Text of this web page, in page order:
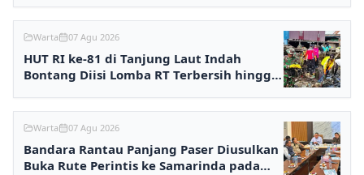
Warta 07 Agu 2026
HUT RI ke-81 di Tanjung Laut Indah
Bontang Diisi Lomba RT Terbersih hingga
Warta 07 Agu 2026
Bandara Rantau Panjang Paser Diusulkan
Buka Rute Perintis ke Samarinda pada